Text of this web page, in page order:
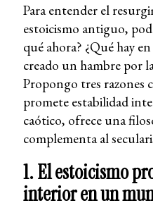
Para entender el
estoicismo antiguo,
qué ahora? ¿Qué hay
creado un hambre por
Propongo tres razones
promete estabilidad
caótico, ofrece una
complementa al
1. El estoicismo
interior en un